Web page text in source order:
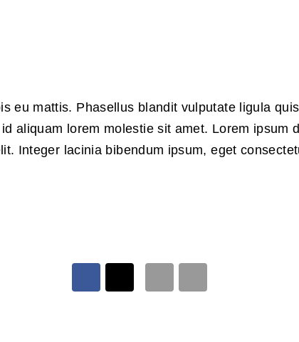
eu mattis. Phasellus blandit vulputate ligula
aliquam lorem molestie sit amet. Lorem ipsum
Integer lacinia bibendum ipsum, eget
vara en
vi har